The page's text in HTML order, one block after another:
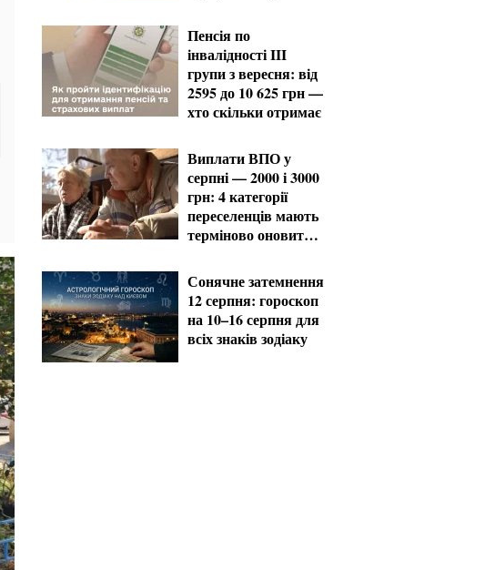
Пенсія по
інвалідності III
групи з вересня: від
2595 до 10 625 грн —
хто скільки отримає
Виплати ВПО у
серпні — 2000 і 3000
грн: 4 категорії
переселенців мають
терміново оновити
Сонячне затемнення
12 серпня: гороскоп
на 10–16 серпня для
всіх знаків зодіаку